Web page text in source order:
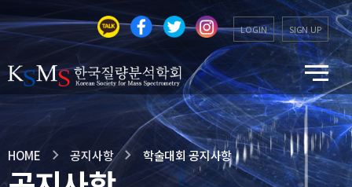
LOGIN SIGN UP
HOME 공지사항 학술대회 공지사항